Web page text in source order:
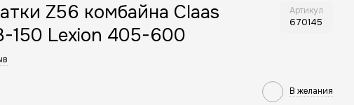
Z56 комбайна Claas
150 Lexion 405-600
Артикул
670145
В желания